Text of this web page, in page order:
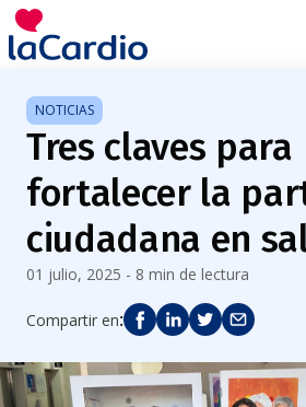
NOTICIAS
Tres claves para
fortalecer la
ciudadana en
01 julio, 2025 - 8 min de lectura
Compartir en: